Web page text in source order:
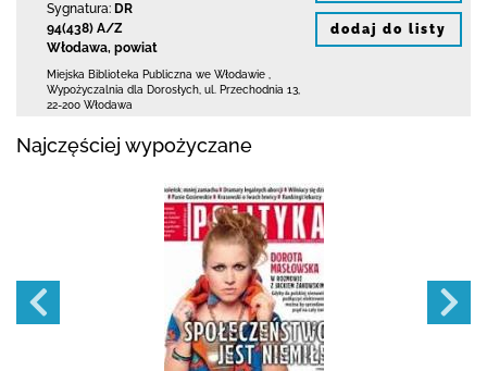
Sygnatura: DR
94(438) A/Z
Włodawa, powiat
Miejska Biblioteka Publiczna we Włodawie
Wypożyczalnia dla Dorosłych, ul. Przechodnia 13
22-200 Włodawa
dodaj do listy
Najczęściej wypożyczane